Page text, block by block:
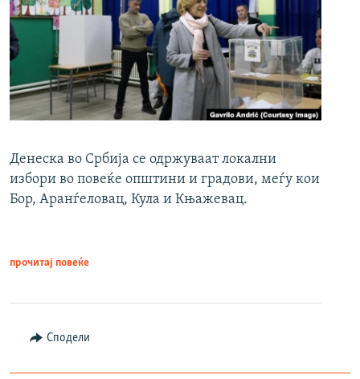
Денеска во Србија се одржуваат локални
избори во повеќе општини и градови, меѓу кои
Бор, Аранѓеловац, Кула и Књажевац.
прочитај повеќе
Сподели